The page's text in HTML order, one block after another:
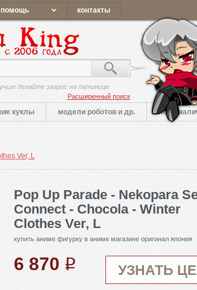
помощь контакты
делайте запрос на латинице.
Расширенный поиск
куклы модели роботов и др. нет в
Ver, L
Pop Up Parade - Nekopara
Connect - Chocola - Winter
Clothes Ver, L
купить аниме фигурку в аниме магазине оригинал япония
6 870 q УЗНАТЬ